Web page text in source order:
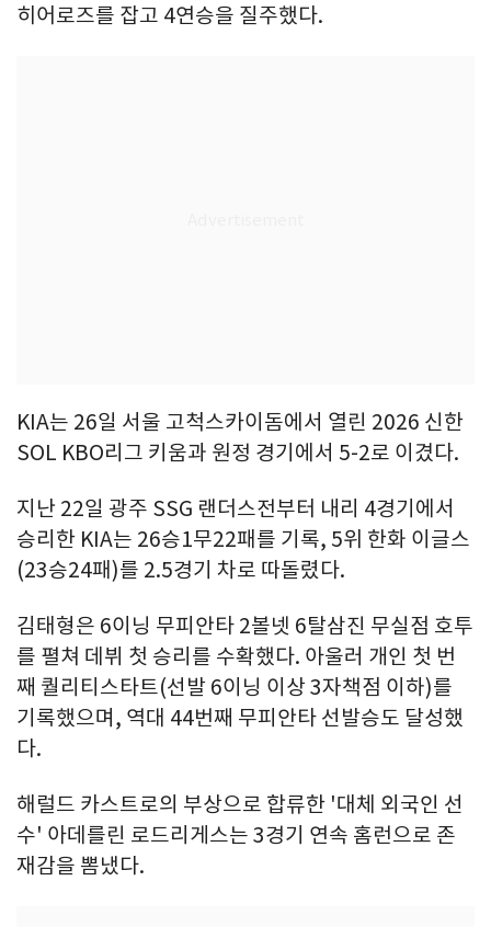
히어로즈를 잡고 4연승을 질주했다.
KIA는 26일 서울 고척스카이돔에서 열린 2026 신한
SOL KBO리그 키움과 원정 경기에서 5-2로 이겼다.
지난 22일 광주 SSG 랜더스전부터 내리 4경기에서
승리한 KIA는 26승1무22패를 기록, 5위 한화 이글스
(23승24패)를 2.5경기 차로 따돌렸다.
김태형은 6이닝 무피안타 2볼넷 6탈삼진 무실점 호투
를 펼쳐 데뷔 첫 승리를 수확했다. 아울러 개인 첫 번
째 퀄리티스타트(선발 6이닝 이상 3자책점 이하)를
기록했으며, 역대 44번째 무피안타 선발승도 달성했
다.
해럴드 카스트로의 부상으로 합류한 '대체 외국인 선
수' 아데를린 로드리게스는 3경기 연속 홈런으로 존
재감을 뽐냈다.